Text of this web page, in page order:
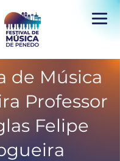
de Música
Professor
Felipe